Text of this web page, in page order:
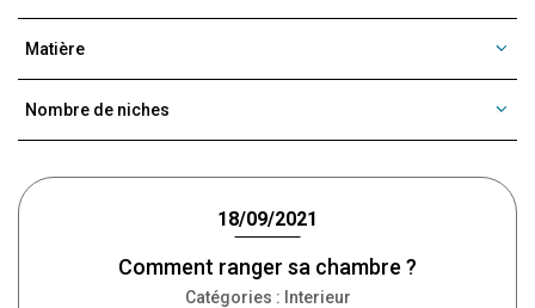
Matière
Nombre de niches
18/09/2021
Comment ranger sa chambre ?
Catégories : Interieur